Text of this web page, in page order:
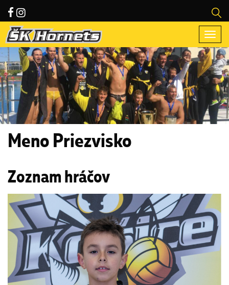
Meno Priezvisko
Zoznam hráčov